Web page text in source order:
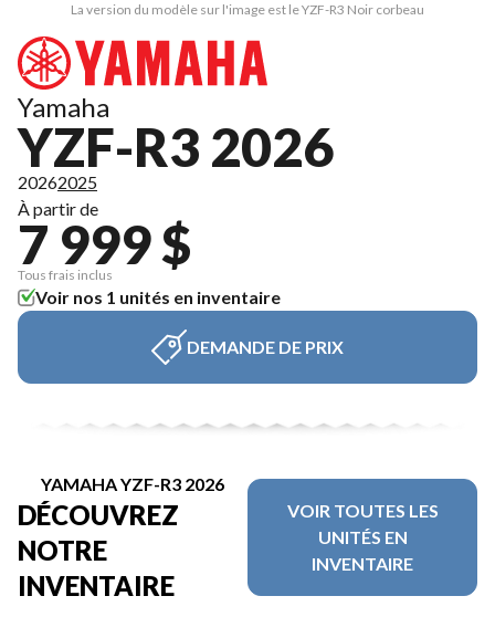
La version du modèle sur l'image est le YZF-R3 Noir corbeau
Yamaha
YZF-R3 2026
20262025
À partir de
7 999 $
Tous frais inclus
Voir nos 1 unités en inventaire
DEMANDE DE PRIX
YAMAHA YZF-R3 2026
DÉCOUVREZ
NOTRE
INVENTAIRE
VOIR TOUTES LES
UNITÉS EN
INVENTAIRE